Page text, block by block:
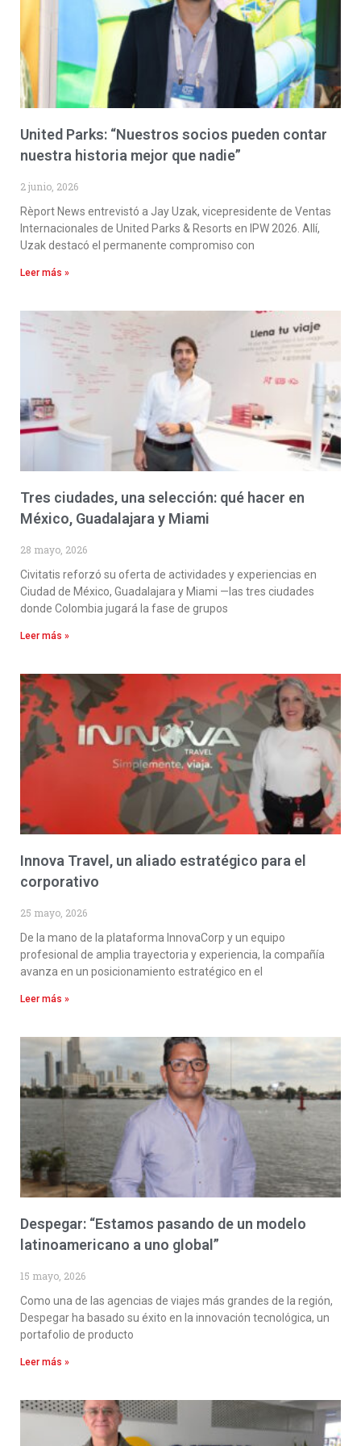
United Parks: “Nuestros socios pueden contar
nuestra historia mejor que nadie”
2 junio, 2026
Rèport News entrevistó a Jay Uzak, vicepresidente de Ventas
Internacionales de United Parks & Resorts en IPW 2026. Allí,
Uzak destacó el permanente compromiso con
Leer más »
Tres ciudades, una selección: qué hacer en
México, Guadalajara y Miami
28 mayo, 2026
Civitatis reforzó su oferta de actividades y experiencias en
Ciudad de México, Guadalajara y Miami —las tres ciudades
donde Colombia jugará la fase de grupos
Leer más »
Innova Travel, un aliado estratégico para el
corporativo
25 mayo, 2026
De la mano de la plataforma InnovaCorp y un equipo
profesional de amplia trayectoria y experiencia, la compañía
avanza en un posicionamiento estratégico en el
Leer más »
Despegar: “Estamos pasando de un modelo
latinoamericano a uno global”
15 mayo, 2026
Como una de las agencias de viajes más grandes de la región,
Despegar ha basado su éxito en la innovación tecnológica, un
portafolio de producto
Leer más »